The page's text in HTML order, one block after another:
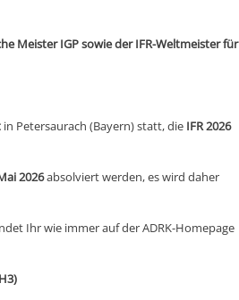
Meister IGP sowie der IFR-Weltmeister für
in Petersaurach (Bayern) statt, die IFR 2026
2026absolviert werden, es wird daher
Ihr wie immer auf der ADRK-Homepage